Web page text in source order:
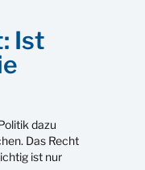
Ist
dazu
Das Recht
ist nur